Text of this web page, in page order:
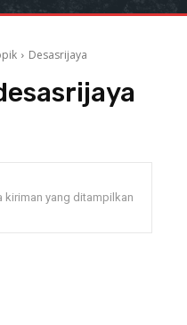
Desasrijaya
kiriman yang ditampilkan